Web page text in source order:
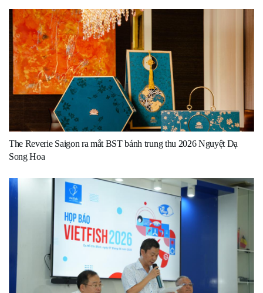
The Reverie Saigon ra mắt BST bánh trung thu 2026 Nguyệt Dạ
Song Hoa